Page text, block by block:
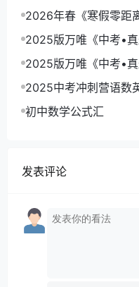
2026年春《寒假零距
2025版万唯《中考•
2025版万唯《中考•
2025中考冲刺营语数
初中数学公式汇
发表评论